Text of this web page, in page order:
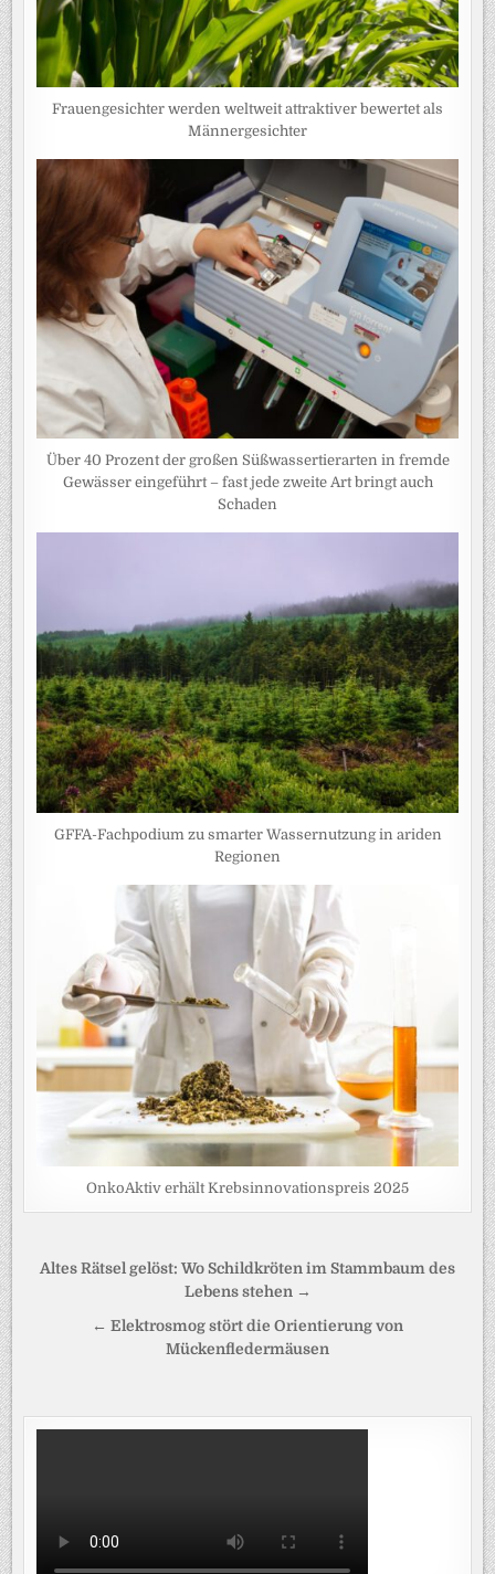
Frauengesichter werden weltweit attraktiver bewertet als
Männergesichter
Über 40 Prozent der großen Süßwassertierarten in fremde
Gewässer eingeführt – fast jede zweite Art bringt auch
Schaden
GFFA-Fachpodium zu smarter Wassernutzung in ariden
Regionen
OnkoAktiv erhält Krebsinnovationspreis 2025
Beitragsnavigation
Altes Rätsel gelöst: Wo Schildkröten im Stammbaum des
Lebens stehen →
← Elektrosmog stört die Orientierung von
Mückenfledermäusen